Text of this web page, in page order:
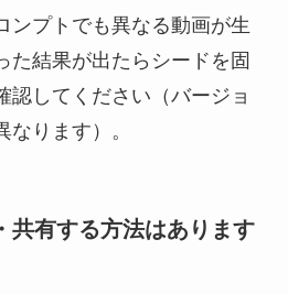
ンプトでも異なる動画が生
た結果が出たらシードを固
認してください（バージョ
ります）。
共有する方法はあります